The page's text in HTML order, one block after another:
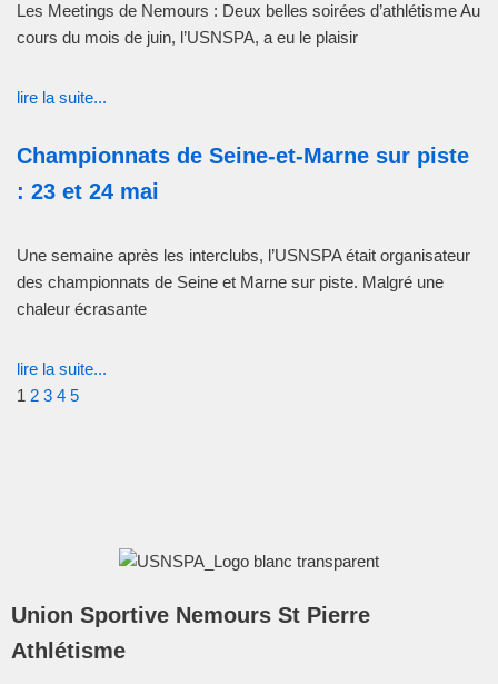
Les Meetings de Nemours : Deux belles soirées d’athlétisme Au
cours du mois de juin, l’USNSPA, a eu le plaisir
lire la suite...
Championnats de Seine-et-Marne sur piste
: 23 et 24 mai
Une semaine après les interclubs, l’USNSPA était organisateur
des championnats de Seine et Marne sur piste. Malgré une
chaleur écrasante
lire la suite...
1 2 3 4 5
Union Sportive Nemours St Pierre
Athlétisme